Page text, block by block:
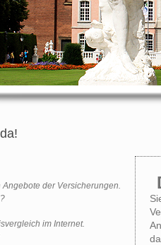
der Versicherungen.
im Internet.